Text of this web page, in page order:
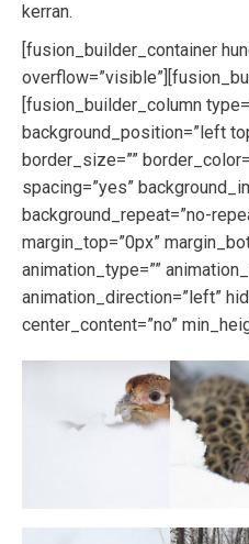
kerran.
[fusion_builder_container
[fusion_builder_column
background_position=”left
border_size=””
spacing=”yes”
background_repeat=”no-
margin_top=”0px”
animation_type=””
animation_direction=”left”
center_content=”no”